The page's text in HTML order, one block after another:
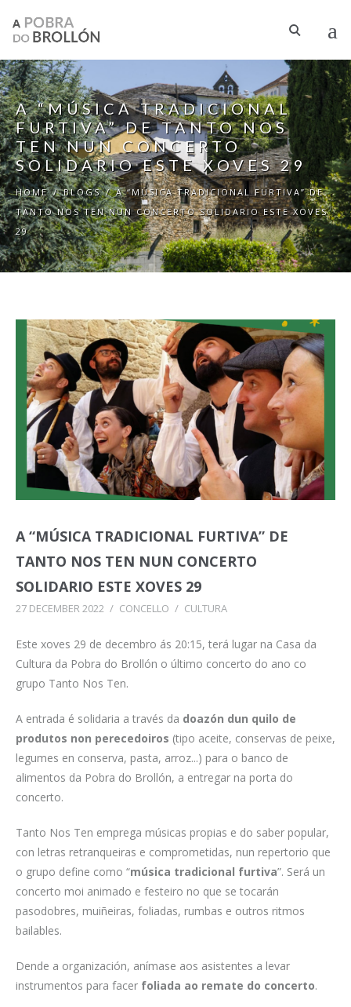
A “MÚSICA TRADICIONAL
FURTIVA” DE TANTO NOS
TEN NUN CONCERTO
SOLIDARIO ESTE XOVES 29
HOME / BLOGS / A “MÚSICA TRADICIONAL FURTIVA” DE
TANTO NOS TEN NUN CONCERTO SOLIDARIO ESTE XOVES
29
A “MÚSICA TRADICIONAL FURTIVA” DE
TANTO NOS TEN NUN CONCERTO
SOLIDARIO ESTE XOVES 29
27 DECEMBER 2022 / CONCELLO / CULTURA
Este xoves 29 de decembro ás 20:15, terá lugar na Casa da
Cultura da Pobra do Brollón o último concerto do ano co
grupo Tanto Nos Ten.
A entrada é solidaria a través da doazón dun quilo de
produtos non perecedoiros (tipo aceite, conservas de peixe,
legumes en conserva, pasta, arroz...) para o banco de
alimentos da Pobra do Brollón, a entregar na porta do
concerto.
Tanto Nos Ten emprega músicas propias e do saber popular,
con letras retranqueiras e comprometidas, nun repertorio que
o grupo define como “música tradicional furtiva”. Será un
concerto moi animado e festeiro no que se tocarán
pasodobres, muiñeiras, foliadas, rumbas e outros ritmos
bailables.
Dende a organización, anímase aos asistentes a levar
instrumentos para facer foliada ao remate do concerto.